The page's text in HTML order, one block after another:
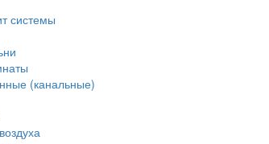
системы
(канальные)